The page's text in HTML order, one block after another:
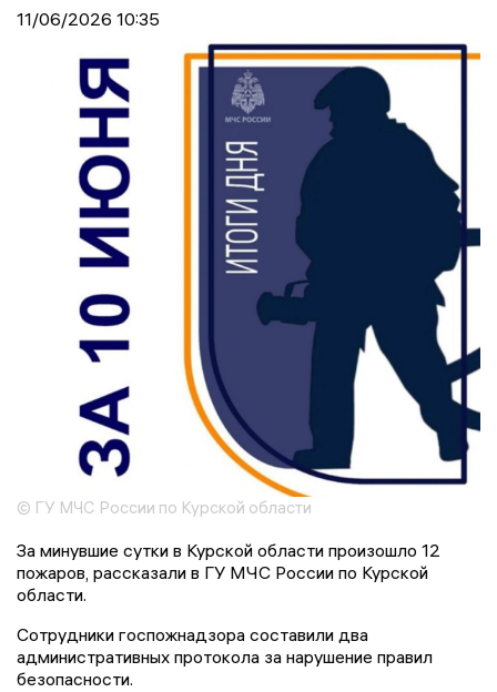
11/06/2026 10:35
© ГУ МЧС России по Курской области
За минувшие сутки в Курской области произошло 12
пожаров, рассказали в ГУ МЧС России по Курской
области.
Сотрудники госпожнадзора составили два
административных протокола за нарушение правил
безопасности.